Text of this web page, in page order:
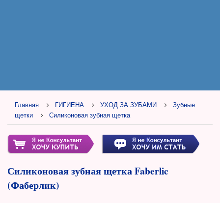
Главная ГИГИЕНА УХОД ЗА ЗУБАМИ
Зубные
щетки
Силиконовая зубная щетка
Силиконовая зубная щетка Faberlic
(Фаберлик)